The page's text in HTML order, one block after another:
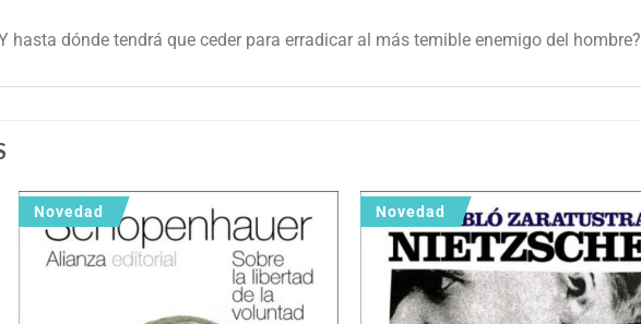
hasta dónde tendrá que ceder para erradicar al más temible enemigo del hombre?
Novedad Novedad